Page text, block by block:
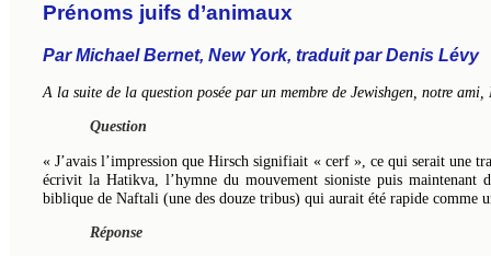
Prénoms juifs d’animaux
Par Michael Bernet, New York, traduit par Denis Lévy
A la suite de la question posée par un membre de Jewishgen, notre
Question
« J’avais l’impression que Hirsch signifiait « cerf », ce qui serait
écrivit la Hatikva, l’hymne du mouvement sioniste puis
biblique de Naftali (une des douze tribus) qui aurait été rapide comme
Réponse